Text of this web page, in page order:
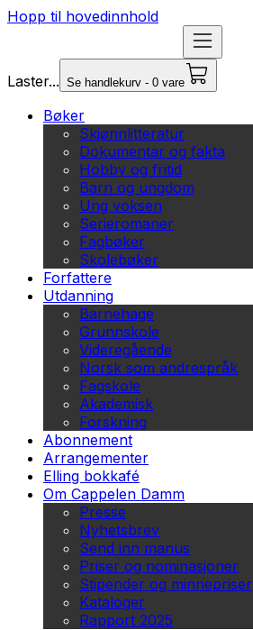
Hopp til hovedinnhold
Laster... Se handlekurv - 0 vare
Bøker
Skjønnlitteratur
Dokumentar og fakta
Hobby og fritid
Barn og ungdom
Ung voksen
Serieromaner
Fagbøker
Skolebøker
Forfattere
Utdanning
Barnehage
Grunnskole
Videregående
Norsk som andrespråk
Fagskole
Akademisk
Forskning
Abonnement
Arrangementer
Elling bokkafé
Om Cappelen Damm
Presse
Nyhetsbrev
Send inn manus
Priser og nominasjoner
Stipender og minnepriser
Kataloger
Rapport 2025